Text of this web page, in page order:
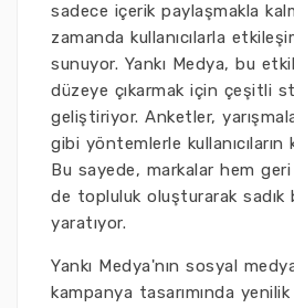
sadece içerik paylaşmakla
zamanda kullanıcılarla
sunuyor. Yankı Medya, bu
düzeye çıkarmak için çeşitli
geliştiriyor. Anketler,
gibi yöntemlerle kullanıcıların
Bu sayede, markalar hem
de topluluk oluşturarak
yaratıyor.
Yankı Medya'nın sosyal
kampanya tasarımında